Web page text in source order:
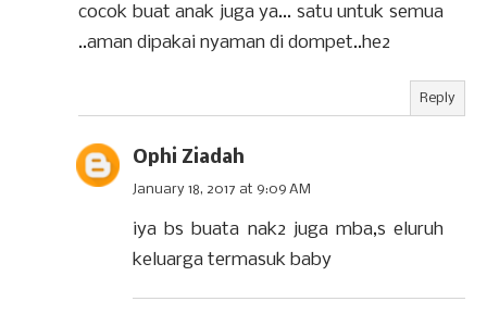
cocok buat anak juga ya... satu untuk semua
..aman dipakai nyaman di dompet..he2
Reply
Ophi Ziadah
January 18, 2017 at 9:09 AM
iya bs buata nak2 juga mba,s eluruh
keluarga termasuk baby